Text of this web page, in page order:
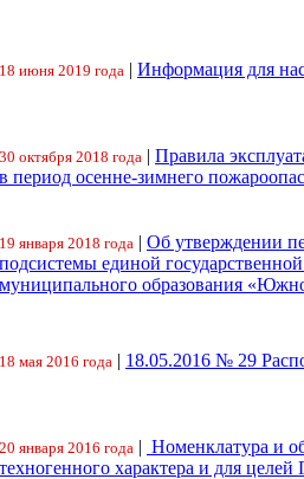
18 июня 2019 года | Информация для
30 октября 2018 года | Правила
в период осенне-зимнего
19 января 2018 года | Об утверждении
подсистемы единой
муниципального образования
18 мая 2016 года | 18.05.2016 № 29
20 января 2016 года | Номенклатура и
техногенного характера и для целей